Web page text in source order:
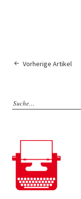
Vorherige Artikel